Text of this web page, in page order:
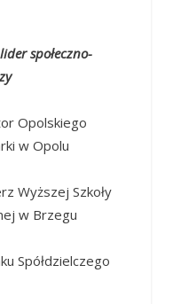
społeczno-
Opolskiego
w Opolu
Wyższej Szkoły
w Brzegu
Spółdzielczego